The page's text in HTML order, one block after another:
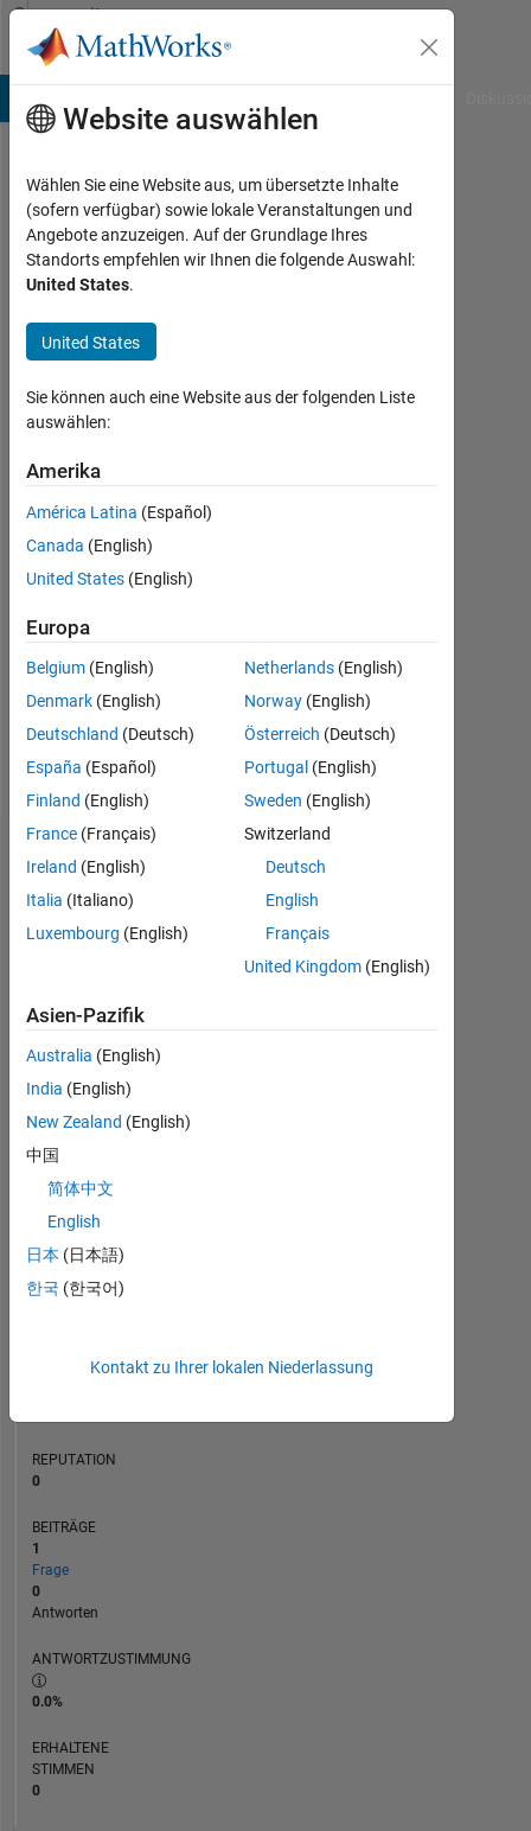
Weiter zum Inhalt
Community
Profile
JAYARAM
PRAKASH
Last
mehr
als
ein
Jahr
|
Aktiv
seit
2024
Followers:
Following:
Follow
Dashboard
Statistik
BEITRÄGE L
-2
-1
1
2
3
REPUTATION
0
BEITRÄGE
1
Frage
0
Antworten
ANTWORTZUSTIMMUNG
0.0%
ERHALTENE
STIMMEN
0
Website auswählen
Wählen Sie eine Website aus, um übersetzte Inhalte
(sofern verfügbar) sowie lokale Veranstaltungen und
Angebote anzuzeigen. Auf der Grundlage Ihres
Standorts empfehlen wir Ihnen die folgende Auswahl:
United States.
United States
Sie können auch eine Website aus der folgenden Liste
auswählen:
Amerika
América Latina (Español)
Canada (English)
United States (English)
Europa
Belgium (English)
Denmark (English)
Deutschland (Deutsch)
España (Español)
Finland (English)
France (Français)
Ireland (English)
Italia (Italiano)
Luxembourg (English)
Netherlands (English)
Norway (English)
Österreich (Deutsch)
Portugal (English)
Sweden (English)
Switzerland
Deutsch
English
Français
United Kingdom (English)
Asien-Pazifik
Australia (English)
India (English)
New Zealand (English)
中国
简体中文
English
日本 (日本語)
한국 (한국어)
Kontakt zu Ihrer lokalen Niederlassung